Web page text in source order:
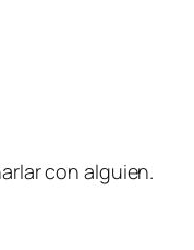
con alguien.